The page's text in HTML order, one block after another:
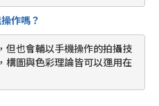
作嗎？
但也會輔以手機操作的拍攝技
構圖與色彩理論皆可以運用在